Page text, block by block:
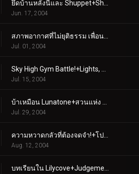
Jun. 17, 2004
Jul. 01, 2004
Jul. 15, 2004
Jul. 29, 2004
Aug. 12, 2004